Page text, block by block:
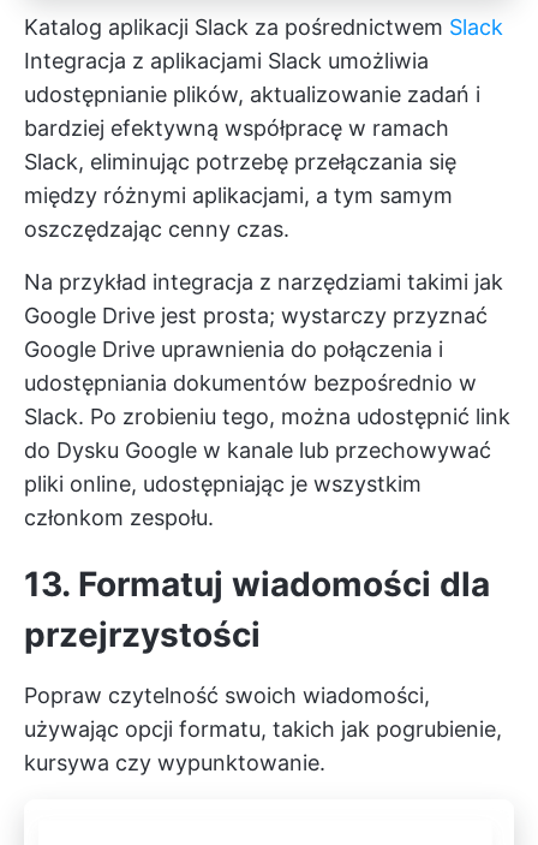
Katalog aplikacji Slack za pośrednictwem Slack
Integracja z aplikacjami Slack umożliwia
udostępnianie plików, aktualizowanie zadań i
bardziej efektywną współpracę w ramach
Slack, eliminując potrzebę przełączania się
między różnymi aplikacjami, a tym samym
oszczędzając cenny czas.
Na przykład integracja z narzędziami takimi jak
Google Drive jest prosta; wystarczy przyznać
Google Drive uprawnienia do połączenia i
udostępniania dokumentów bezpośrednio w
Slack. Po zrobieniu tego, można udostępnić link
do Dysku Google w kanale lub przechowywać
pliki online, udostępniając je wszystkim
członkom zespołu.
13. Formatuj wiadomości dla
przejrzystości
Popraw czytelność swoich wiadomości,
używając opcji formatu, takich jak pogrubienie,
kursywa czy wypunktowanie.